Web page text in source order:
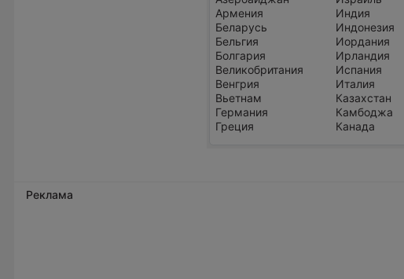
Армения
Беларусь
Бельгия
Болгария
Великобритания
Венгрия
Вьетнам
Германия
Греция
Индия
Индонезия
Иордания
Ирландия
Испания
Италия
Казахстан
Камбоджа
Канада
Реклама